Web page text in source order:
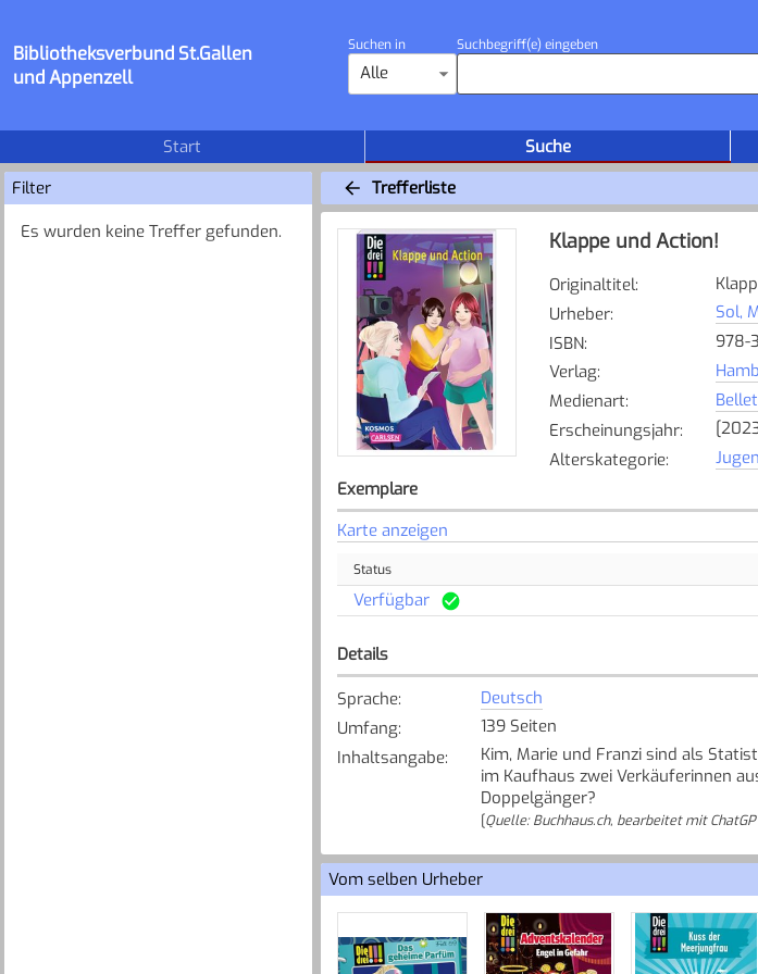
Bibliotheksverbund St.Gallen
und Appenzell
Suchen in
Alle
Suchbegriff(e) eingeben
Start Suche
Filter
Es wurden keine Treffer gefunden.
Trefferliste
Klappe und Action!
Originaltitel:
Urheber:
Sol,
ISBN:
978-
Verlag:
Medienart:
Erscheinungsjahr:
Alterskategorie:
Exemplare
Karte anzeigen
Status
Verfügbar
Details
Sprache:
Deutsch
Umfang:
139 Seiten
Inhaltsangabe:
Kim, Marie und Franzi sind als
im Kaufhaus zwei Verkäuferinnen
Doppelgänger?
[Quelle: Buchhaus.ch, bearbeitet mit
Vom selben Urheber